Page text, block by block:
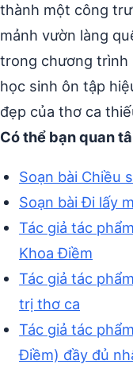
thành một công
mảnh vườn làng
trong chương trình
học sinh ôn tập
đẹp của thơ ca
Có thể bạn quan
Soạn bài Chiều
Soạn bài Đi lấy
Tác giả tác
Khoa Điềm
Tác giả tác
trị thơ ca
Tác giả tác
Điềm) đầy đủ